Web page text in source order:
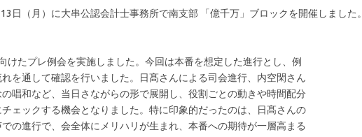
日（月）に大串公認会計士事務所で南支部 「億千万」ブロックを開催しました。
けたプレ例会を実施しました。今回は本番を想定した進行とし、例
を通して確認を行いました。日髙さんによる司会進行、内空閑さん
唱和など、当日さながらの形で展開し、役割ごとの動きや時間配分
ェックする機会となりました。特に印象的だったのは、日髙さんの
の進行で、会全体にメリハリが生まれ、本番への期待が一層高まる